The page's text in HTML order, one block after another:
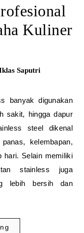
Kuliner
Saputri
sakit, hingga dapur
steel dikenal
kelembapan,
hari. Selain memiliki
stainless juga
lebih bersih dan